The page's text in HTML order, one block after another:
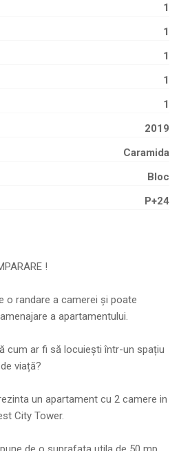
1
1
1
1
1
2019
Caramida
Bloc
P+24
!
o randare a camerei și poate
a apartamentului.
cum ar fi să locuiești într-un spațiu
viață?
un apartament cu 2 camere in
City Tower.